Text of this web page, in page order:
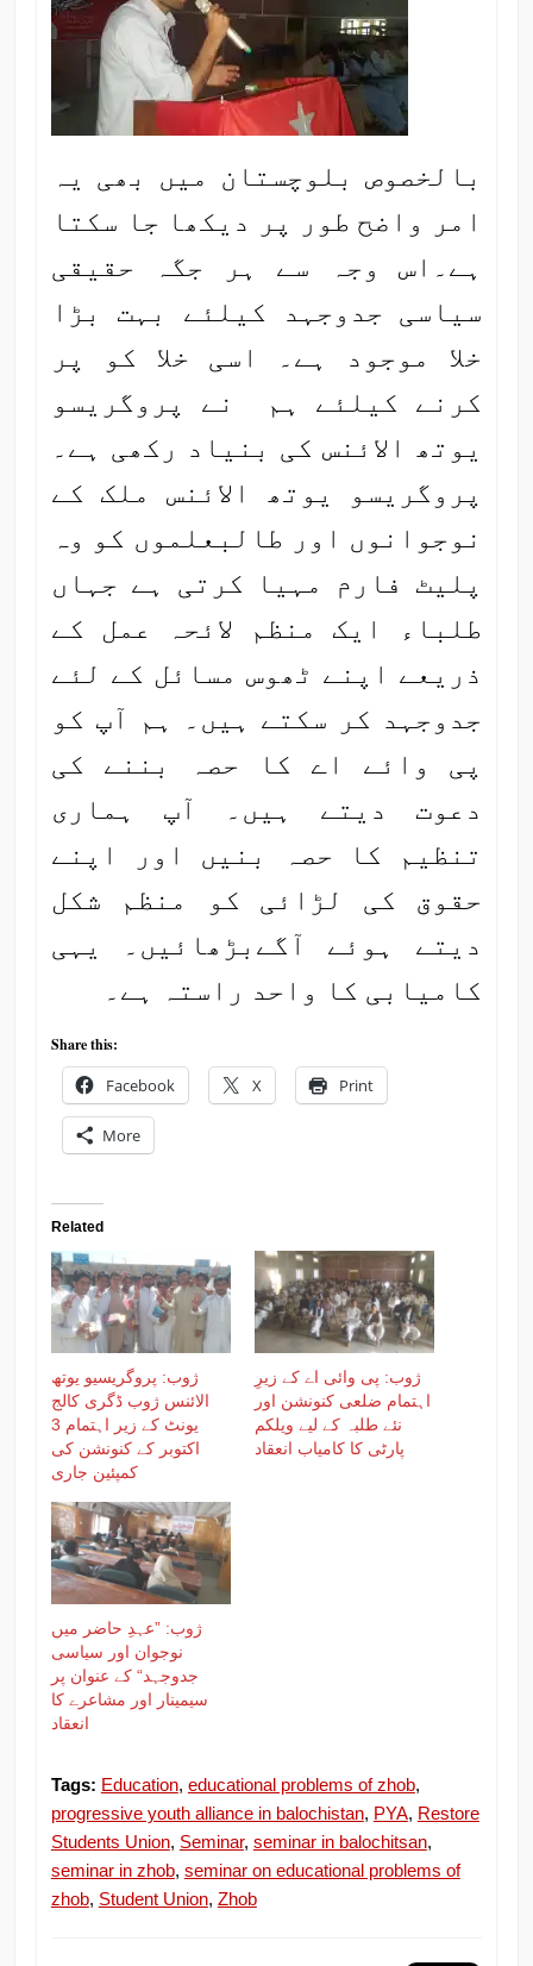
بالخصوص بلوچستان میں بھی یہ
امر واضح طور پر دیکھا جا سکتا
ہے۔اس وجہ سے ہر جگہ حقیقی
سیاسی جدوجہد کیلئے بہت بڑا
خلا موجود ہے۔ اسی خلا کو پر
کرنے کیلئے ہم نے پروگریسو
یوتھ الائنس کی بنیاد رکھی ہے۔
پروگریسو یوتھ الائنس ملک کے
نوجوانوں اور طالبعلموں کو وہ
پلیٹ فارم مہیا کرتی ہے جہاں
طلباء ایک منظم لائحہ عمل کے
ذریعے اپنے ٹھوس مسائل کے لئے
جدوجہد کر سکتے ہیں۔ ہم آپ کو
پی وائے اے کا حصہ بننے کی
دعوت دیتے ہیں۔ آپ ہماری
تنظیم کا حصہ بنیں اور اپنے
حقوق کی لڑائی کو منظم شکل
دیتے ہوئے آگےبڑھائیں۔ یہی
کامیابی کا واحد راستہ ہے۔
Share this:
Facebook X Print
More
Related
ژوب: پروگریسیو یوتھ
الائنس ژوب ڈگری کالج
یونٹ کے زیر اہتمام 3
اکتوبر کے کنونشن کی
کمپئین جاری
ژوب: پی وائی اے کے زیرِ
اہتمام ضلعی کنونشن اور
نئے طلبہ کے لیے ویلکم
ژوب: ”عہدِ حاضر میں
نوجوان اور سیاسی
جدوجہد“ کے عنوان پر
سیمینار اور مشاعرے کا
انعقاد
Tags: Education, educational problems of zhob,
progressive youth alliance in balochistan, PYA, Restore
Students Union, Seminar, seminar in balochitsan,
seminar in zhob, seminar on educational problems of
zhob, Student Union, Zhob